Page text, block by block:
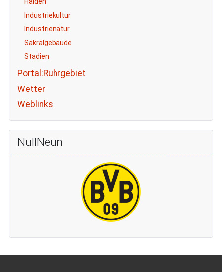
Industriekultur
Industrienatur
Sakralgebäude
Stadien
Portal:Ruhrgebiet
Wetter
Weblinks
NullNeun